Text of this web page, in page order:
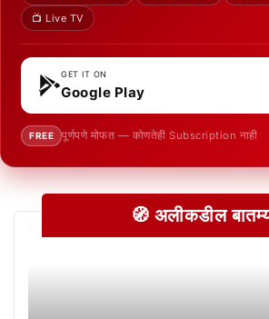
📺 Live TV
GET IT ON
Google Play
FREE पूर्णपणे मोफत — कोणतेही Subscription नाही
🧭 अलीकडील